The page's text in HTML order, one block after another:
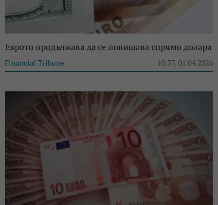
Еврото продължава да се повишава спрямо долара
Financial Tribune 10:37, 01.04.2026